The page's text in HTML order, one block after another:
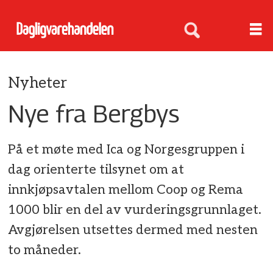
Nyheter
Nye fra Bergbys
På et møte med Ica og Norgesgruppen i
dag orienterte tilsynet om at
innkjøpsavtalen mellom Coop og Rema
1000 blir en del av vurderingsgrunnlaget.
Avgjørelsen utsettes dermed med nesten
to måneder.